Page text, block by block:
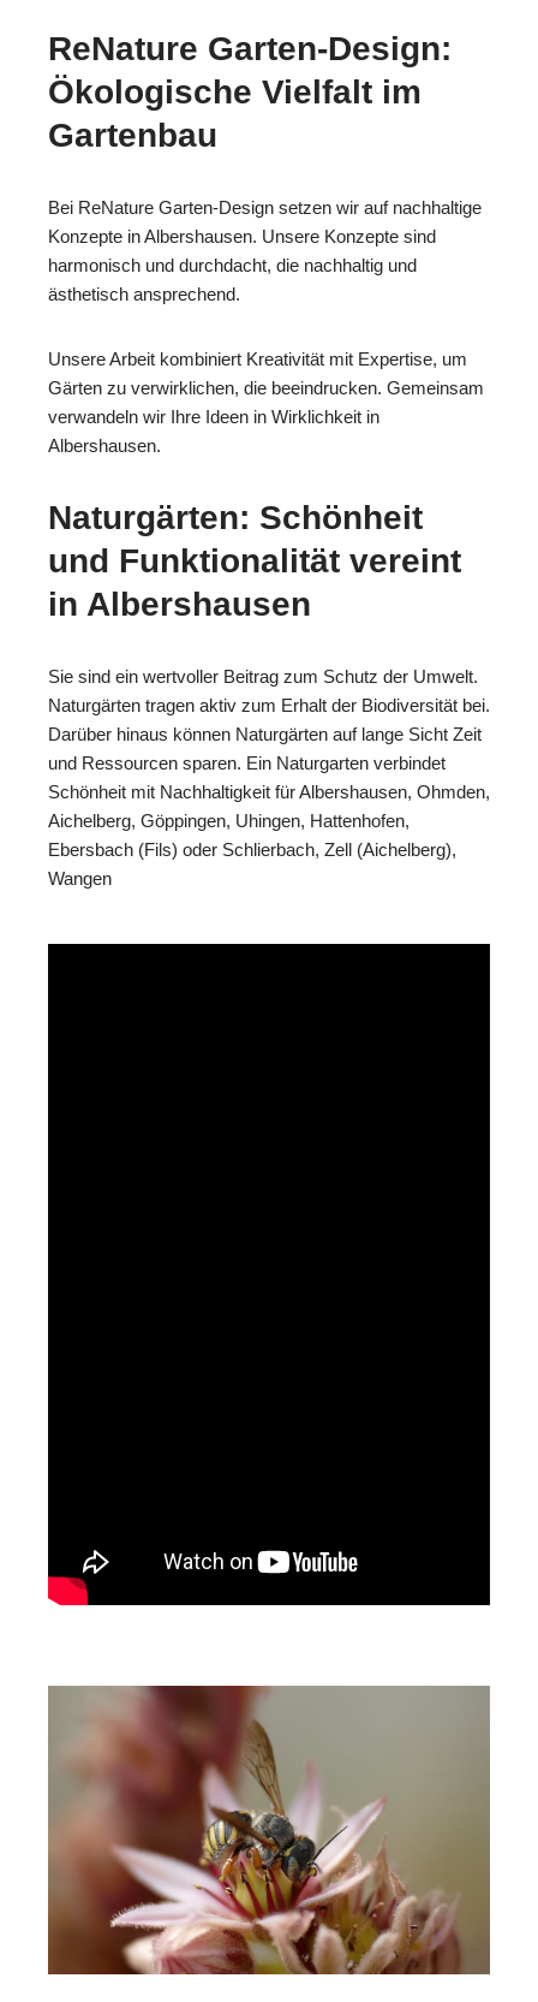
ReNature Garten-Design:
Ökologische Vielfalt im
Gartenbau
Bei ReNature Garten-Design setzen wir auf nachhaltige
Konzepte in Albershausen. Unsere Konzepte sind
harmonisch und durchdacht, die nachhaltig und
ästhetisch ansprechend.
Unsere Arbeit kombiniert Kreativität mit Expertise, um
Gärten zu verwirklichen, die beeindrucken. Gemeinsam
verwandeln wir Ihre Ideen in Wirklichkeit in
Albershausen.
Naturgärten: Schönheit
und Funktionalität vereint
in Albershausen
Sie sind ein wertvoller Beitrag zum Schutz der Umwelt.
Naturgärten tragen aktiv zum Erhalt der Biodiversität bei.
Darüber hinaus können Naturgärten auf lange Sicht Zeit
und Ressourcen sparen. Ein Naturgarten verbindet
Schönheit mit Nachhaltigkeit für Albershausen, Ohmden,
Aichelberg, Göppingen, Uhingen, Hattenhofen,
Ebersbach (Fils) oder Schlierbach, Zell (Aichelberg),
Wangen